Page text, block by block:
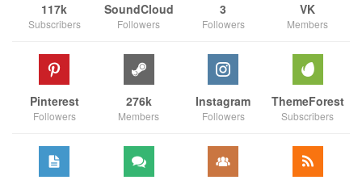
117k
Subscribers
SoundCloud
Followers
3
Followers
VK
Members
Pinterest
Followers
276k
Members
Instagram
Followers
ThemeForest
Subscribers